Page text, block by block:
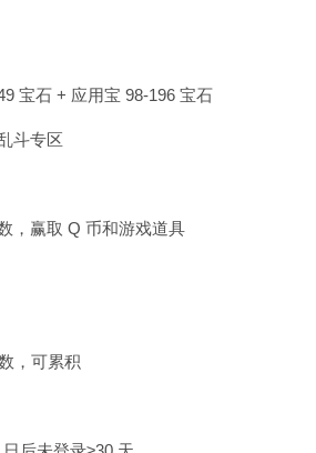
宝石 + 应用宝 98-196 宝石
斗专区
，赢取 Q 币和游戏道具
，可累积